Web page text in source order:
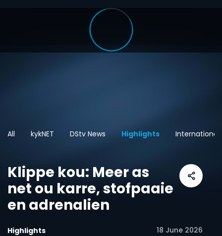
All kykNET DStv News Highlights International
Klippe kou: Meer as
net ou karre, stofpaaie
en adrenalien
Highlights 18 June 2026